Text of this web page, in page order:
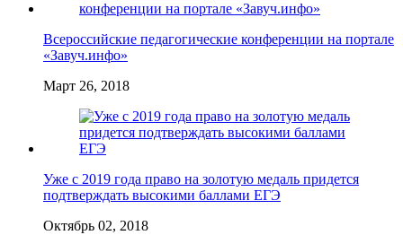
Всероссийские педагогические конференции на портале
«Завуч.инфо»
Март 26, 2018
Уже с 2019 года право на золотую медаль придется
подтверждать высокими баллами ЕГЭ
Октябрь 02, 2018